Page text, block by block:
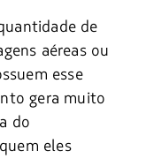
de
aéreas ou
esse
gera muito
do
eles